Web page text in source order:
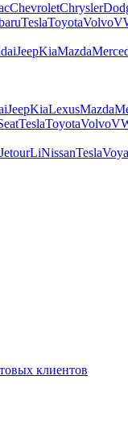
ChevroletChrysler
TeslaToyotaVolvo
JeepKiaMazda
JeepKiaLexusMazda
TeslaToyotaVolvo
JetourLiNissanTesla
клиентов